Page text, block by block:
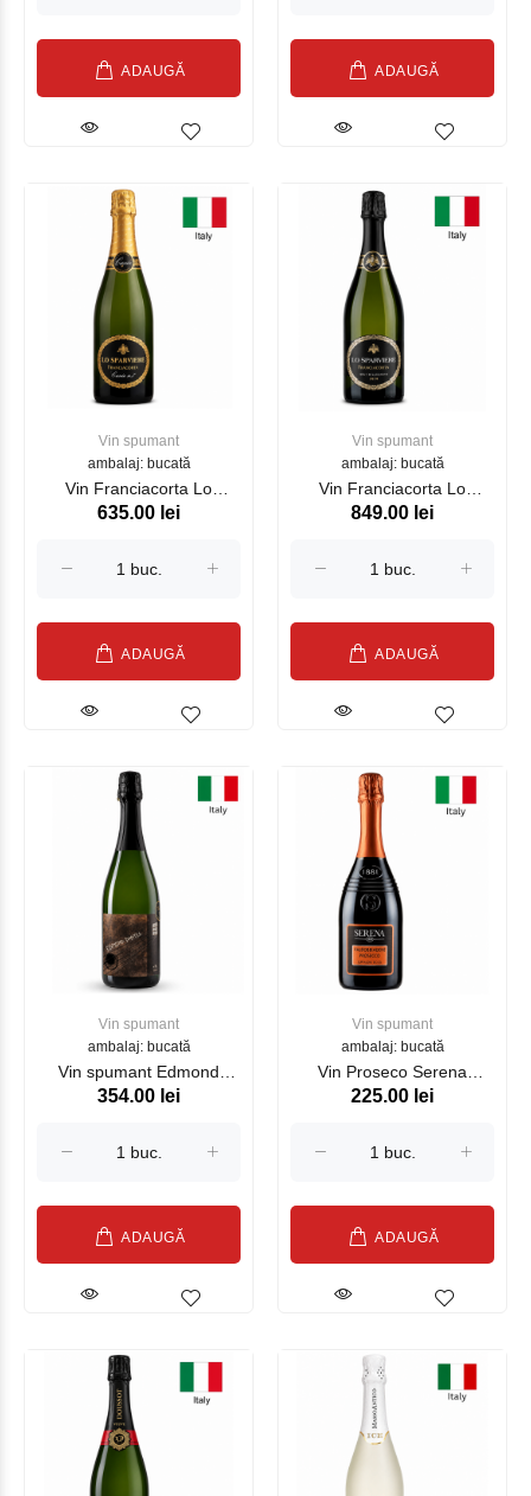
ADAUGĂ ADAUGĂ
Vin spumant
ambalaj: bucată
Vin Franciacorta Lo
Sparviere Brut Cuvee №7,
635.00 lei
ADAUGĂ
Vin spumant
ambalaj: bucată
Vin Franciacorta Lo
Sparviere Brut Millesimato
849.00 lei
ADAUGĂ
Vin spumant
ambalaj: bucată
Vin spumant Edmond
Dantes FELLINE , alb, 750
354.00 lei
ADAUGĂ
Vin spumant
ambalaj: bucată
Vin Proseco Serena
Superiore DOCG
225.00 lei
ADAUGĂ